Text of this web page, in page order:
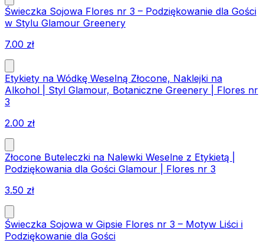
Świeczka Sojowa Flores nr 3 – Podziękowanie dla Gości
w Stylu Glamour Greenery
7.00 zł
Etykiety na Wódkę Weselną Złocone, Naklejki na
Alkohol | Styl Glamour, Botaniczne Greenery | Flores nr
3
2.00 zł
Złocone Buteleczki na Nalewki Weselne z Etykietą |
Podziękowania dla Gości Glamour | Flores nr 3
3.50 zł
Świeczka Sojowa w Gipsie Flores nr 3 – Motyw Liści i
Podziękowanie dla Gości